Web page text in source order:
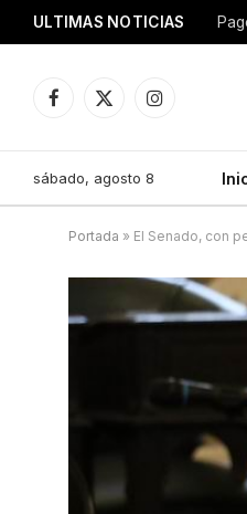
ULTIMAS NOTICIAS
Facebook
X
Instagram
sábado, agosto 8
Portada » El Senado, con